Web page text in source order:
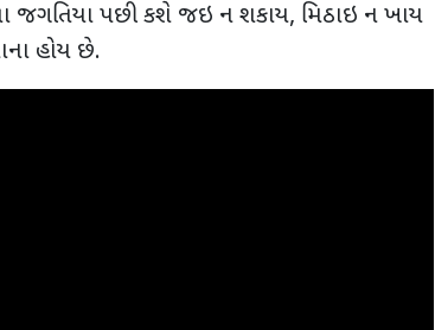
જગતિયા પછી કશે જઇ ન શકાય, મિઠાઇ ન ખાય
હોય છે.